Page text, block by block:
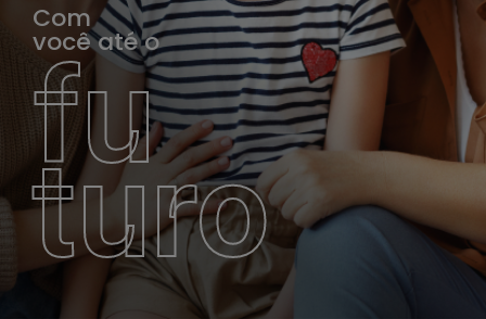
Com
você até o
fu
turo